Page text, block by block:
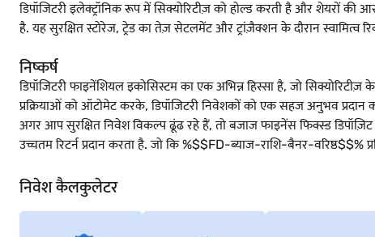
डिपॉजिटरी इलेक्ट्रॉनिक रूप में सिक्योरिटीज़ को होल्ड करती है और शेयरों की
है. यह सुरक्षित स्टोरेज, ट्रेड का तेज़ सेटलमेंट और ट्रांज़ैक्शन के दौरान स्वामित्व
निष्कर्ष
डिपॉजिटरी फाइनेंशियल इकोसिस्टम का एक अभिन्न हिस्सा है, जो
प्रक्रियाओं को ऑटोमेट करके, डिपॉजिटरी निवेशकों को एक सहज अनुभव
अगर आप सुरक्षित निवेश विकल्प ढूंढ रहे हैं, तो बजाज फाइनेंस फिक्स्ड
उच्चतम रिटर्न प्रदान करता है. जो कि %$$FD-ब्याज-राशि-बैनर-वरिष्ठ$$%
निवेश कैलकुलेटर